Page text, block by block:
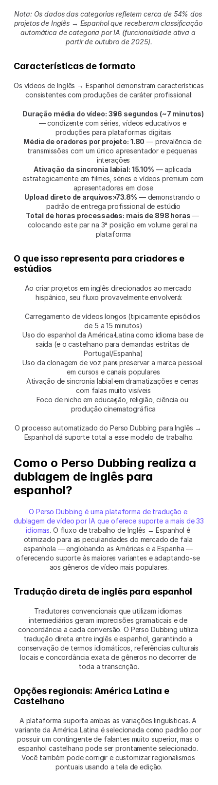
Nota: Os dados das categorias refletem cerca de 54% dos
projetos de Inglês → Espanhol que receberam classificação
automática de categoria por IA (funcionalidade ativa a
partir de outubro de 2025).
Características de formato
Os vídeos de Inglês → Espanhol demonstram características
consistentes com produções de caráter profissional:
Duração média do vídeo: 396 segundos (~7 minutos)
— condizente com séries, vídeos educativos e
produções para plataformas digitais
Média de oradores por projeto: 1.80 — prevalência de
transmissões com um único apresentador e pequenas
interações
Ativação da sincronia labial: 15.10% — aplicada
estrategicamente em filmes, séries e vídeos premium com
apresentadores em close
Upload direto de arquivos: 73.8% — demonstrando o
padrão de entrega profissional de estúdio
Total de horas processadas: mais de 898 horas —
colocando este par na 3ª posição em volume geral na
plataforma
O que isso representa para criadores e
estúdios
Ao criar projetos em inglês direcionados ao mercado
hispânico, seu fluxo provavelmente envolverá:
Carregamento de vídeos longos (tipicamente episódios
de 5 a 15 minutos)
Uso do espanhol da América Latina como idioma base de
saída (e o castelhano para demandas estritas de
Portugal/Espanha)
Uso da clonagem de voz para preservar a marca pessoal
em cursos e canais populares
Ativação de sincronia labial em dramatizações e cenas
com falas muito visíveis
Foco de nicho em educação, religião, ciência ou
produção cinematográfica
O processo automatizado do Perso Dubbing para Inglês →
Espanhol dá suporte total a esse modelo de trabalho.
Como o Perso Dubbing realiza a
dublagem de inglês para
espanhol?
O Perso Dubbing é uma plataforma de tradução e
dublagem de vídeo por IA que oferece suporte a mais de 33
idiomas. O fluxo de trabalho de Inglês → Espanhol é
otimizado para as peculiaridades do mercado de fala
espanhola — englobando as Américas e a Espanha —
oferecendo suporte às maiores variantes e adaptando-se
aos gêneros de vídeo mais populares.
Tradução direta de inglês para espanhol
Tradutores convencionais que utilizam idiomas
intermediários geram imprecisões gramaticais e de
concordância a cada conversão. O Perso Dubbing utiliza
tradução direta entre inglês e espanhol, garantindo a
conservação de termos idiomáticos, referências culturais
locais e concordância exata de gêneros no decorrer de
toda a transcrição.
Opções regionais: América Latina e
Castelhano
A plataforma suporta ambas as variações linguísticas. A
variante da América Latina é selecionada como padrão por
possuir um contingente de falantes muito superior, mas o
espanhol castelhano pode ser prontamente selecionado.
Você também pode corrigir e customizar regionalismos
pontuais usando a tela de edição.